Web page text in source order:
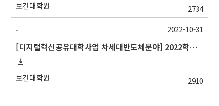
보건대학원 2734
-
[디지털혁신공유대학사업 차세대반도체분야] 2022학년도 동계계절학기 포항공과대학교 교류 수학 안내
보건대학원 2910
2022-10-31